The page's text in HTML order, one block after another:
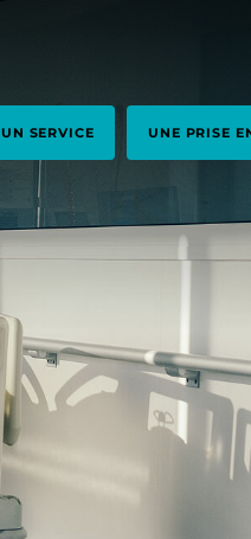
UN SERVICE UNE PRISE